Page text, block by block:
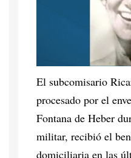
El subcomisario
procesado por el
Fontana de Heber
militar, recibió el
domiciliaria en las